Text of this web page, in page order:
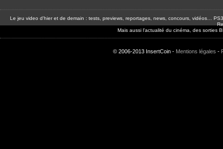
Le jeu video d'hier et de demain : tests, previews, reportages, news, concours, vidéos…
Mais aussi l'actualité du cinéma, des sorties
© 2006-2013 InsertCoin - Mentions légales -